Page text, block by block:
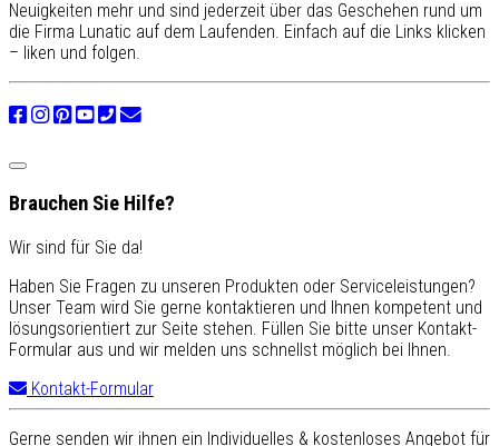
Neuigkeiten mehr und sind jederzeit über das Geschehen rund um
die Firma Lunatic auf dem Laufenden. Einfach auf die Links klicken
– liken und folgen.
Brauchen Sie Hilfe?
Wir sind für Sie da!
Haben Sie Fragen zu unseren Produkten oder Serviceleistungen?
Unser Team wird Sie gerne kontaktieren und Ihnen kompetent und
lösungsorientiert zur Seite stehen. Füllen Sie bitte unser Kontakt-
Formular aus und wir melden uns schnellst möglich bei Ihnen.
Kontakt-Formular
Gerne senden wir ihnen ein Individuelles & kostenloses Angebot für